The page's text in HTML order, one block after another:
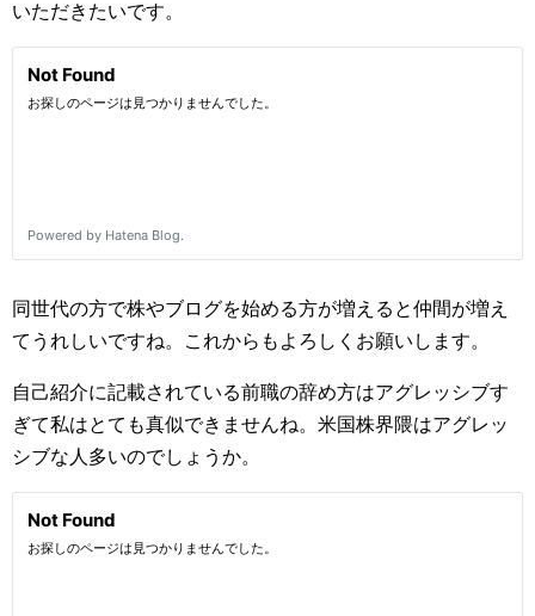
いただきたいです。
同世代の方で株やブログを始める方が増えると仲間が増え
てうれしいですね。これからもよろしくお願いします。
自己紹介に記載されている前職の辞め方はアグレッシブす
ぎて私はとても真似できませんね。米国株界隈はアグレッ
シブな人多いのでしょうか。